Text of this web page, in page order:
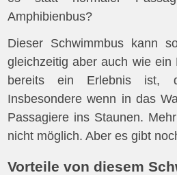
Amphibienbus?
Dieser Schwimmbus kann
gleichzeitig aber auch wie
bereits ein Erlebnis ist,
Insbesondere wenn in das
Passagiere ins Staunen.
nicht möglich. Aber es gibt
Vorteile von diesem